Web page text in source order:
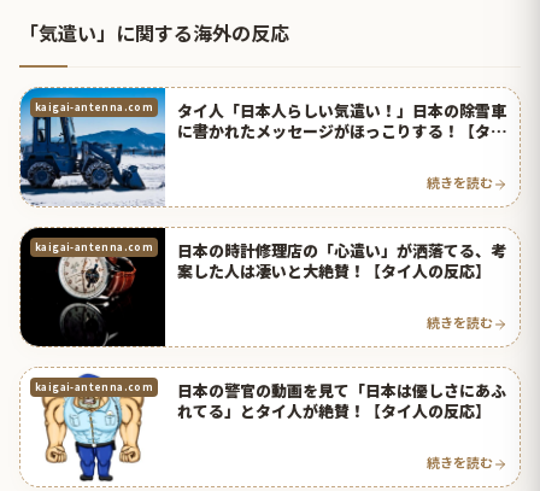
「気遣い」に関する海外の反応
kaigai-antenna.com
タイ人「日本人らしい気遣い！」日本の除雪車
に書かれたメッセージがほっこりする！【タイ
続きを読む
kaigai-antenna.com
日本の時計修理店の「心遣い」が洒落てる、考
案した人は凄いと大絶賛！【タイ人の反応】
続きを読む
kaigai-antenna.com
日本の警官の動画を見て「日本は優しさにあふ
れてる」とタイ人が絶賛！【タイ人の反応】
続きを読む